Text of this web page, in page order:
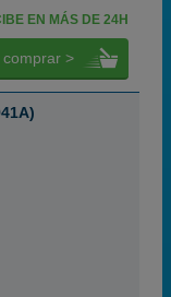
EN MÁS DE 24H
comprar >